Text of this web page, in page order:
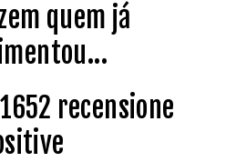
quem já
recensione